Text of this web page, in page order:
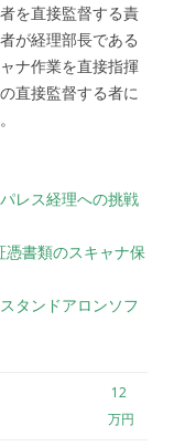
を直接監督する責
が経理部長である
ナ作業を直接指揮
直接監督する者に
レス経理への挑戦
憑書類のスキャナ保
タンドアロンソフ
12
万円